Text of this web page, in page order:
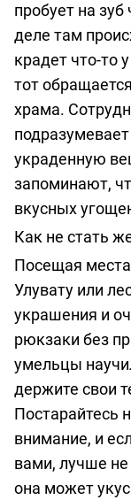
пробует на
деле там
крадет что-то
тот
храма.
украденную
запоминают,
вкусных
Как не стать
Посещая
Улувату или
украшения и
рюкзаки без
умельцы
держите свои
Постарайтесь
внимание, и
вами, лучше
она может